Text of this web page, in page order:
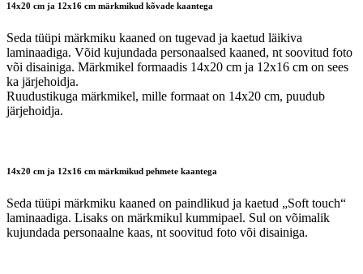
14x20 cm ja 12x16 cm märkmikud kõvade kaantega
Seda tüüpi märkmiku kaaned on tugevad ja kaetud läikiva
laminaadiga. Võid kujundada personaalsed kaaned, nt soovitud foto
või disainiga. Märkmikel formaadis 14x20 cm ja 12x16 cm on sees
ka järjehoidja.
Ruudustikuga märkmikel, mille formaat on 14x20 cm, puudub
järjehoidja.
14x20 cm ja 12x16 cm märkmikud pehmete kaantega
Seda tüüpi märkmiku kaaned on paindlikud ja kaetud „Soft touch“
laminaadiga. Lisaks on märkmikul kummipael. Sul on võimalik
kujundada personaalne kaas, nt soovitud foto või disainiga.